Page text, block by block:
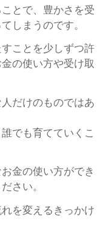
とで、豊かさを受
しまうのです。
ことを少しずつ許
の使い方や受け取
だけのものではあ
でも育てていくこ
金の使い方ができ
さい。
を変えるきっかけ